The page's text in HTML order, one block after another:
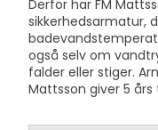
Derfor har FM
sikkerhedsarmatur,
også selv om
falder eller stiger.
Mattsson giver 5